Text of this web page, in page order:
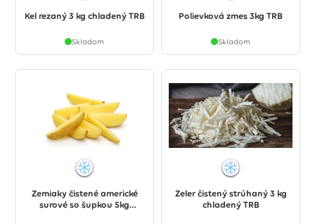
Kel rezaný 3 kg chladený TRB
Skladom
Polievková zmes 3kg TRB
Skladom
Zemiaky čistené americké
surové so šupkou 5kg
Zeler čistený strúhaný 3 kg
chladený TRB